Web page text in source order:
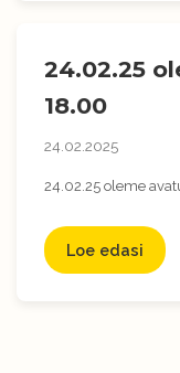
24.02.25
18.00
24.02.2025
24.02.25 oleme
Loe edasi